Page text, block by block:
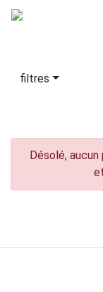
filtres
Désolé,